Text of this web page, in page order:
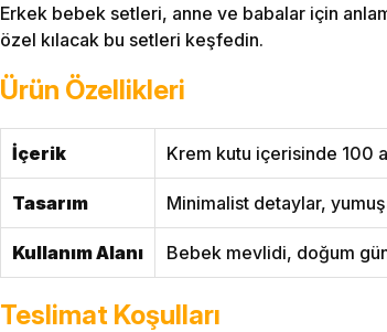
Erkek bebek setleri, anne ve babalar için
özel kılacak bu setleri keşfedin.
Ürün Özellikleri
İçerik Krem kutu içerisinde 100
Tasarım Minimalist detaylar,
Kullanım Alanı Bebek mevlidi, doğum
Teslimat Koşulları